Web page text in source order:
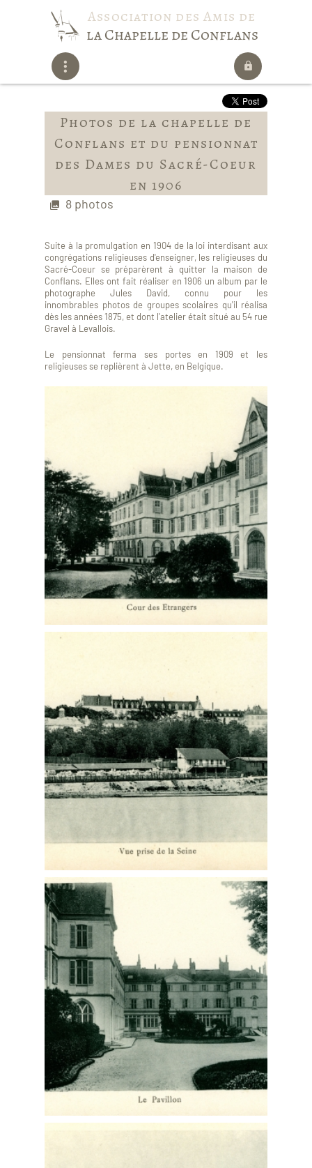
Association des Amis de
la Chapelle de Conflans
Photos de la chapelle de
Conflans et du pensionnat
des Dames du Sacré-Coeur
en 1906
8 photos
Suite à la promulgation en 1904 de la loi interdisant aux
congrégations religieuses d'enseigner, les religieuses du
Sacré-Coeur se préparèrent à quitter la maison de
Conflans. Elles ont fait réaliser en 1906 un album par le
photographe Jules David, connu pour les
innombrables photos de groupes scolaires qu'il réalisa
dès les années 1875, et dont l'atelier était situé au 54 rue
Gravel à Levallois.
Le pensionnat ferma ses portes en 1909 et les
religieuses se replièrent à Jette, en Belgique.